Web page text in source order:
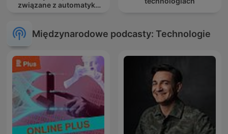
związane z automatyką
Międzynarodowe podcasty: Technologie